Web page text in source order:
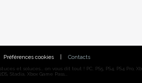
Préférences cookies Contacts
et soluces... on vous dit tout ! PC, PS5, PS4, PS4 Pro,
Stadia, Xbox Game Pass...